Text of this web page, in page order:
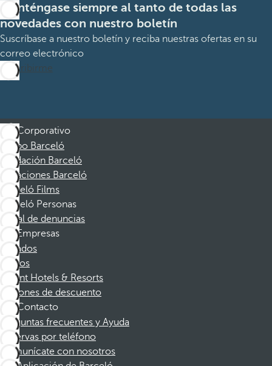
Manténgase siempre al tanto de todas las
novedades con nuestro boletín
Suscríbase a nuestro boletín y reciba nuestras ofertas en su
correo electrónico
Suscribirme
Corporativo
Grupo Barceló
Fundación Barceló
Vacaciones Barceló
Barceló Films
Barceló Personas
Canal de denuncias
Empresas
Afiliados
Socios
Dorint Hotels & Resorts
Cupones de descuento
Contacto
Preguntas frecuentes y Ayuda
Reservas por teléfono
Comunícate con nosotros